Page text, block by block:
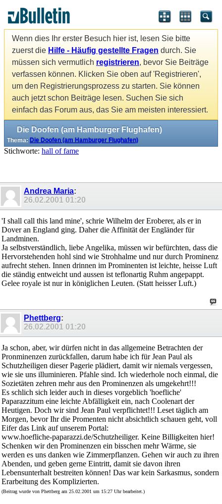
Wenn dies Ihr erster Besuch hier ist, lesen Sie bitte
zuerst die Hilfe - Häufig gestellte Fragen durch. Sie
müssen sich vermutlich registrieren, bevor Sie Beiträge
verfassen können. Klicken Sie oben auf 'Registrieren',
um den Registrierungsprozess zu starten. Sie können
auch jetzt schon Beiträge lesen. Suchen Sie sich
einfach das Forum aus, das Sie am meisten interessiert.
Die Doofen (am Hamburger Flughafen)
Thema: Die Doofen (am Hamburger Flughafen)
Stichworte: hall of fame
Andrea Maria:
26.02.2001 01:20
'I shall call this land mine', schrie Wilhelm der Eroberer, als er in
Dover an England ging. Daher die Affinität der Engländer für
Landminen.
Ja selbstverständlich, liebe Angelika, müssen wir befürchten, dass die
Hervorstehenden hohl sind wie Strohhalme und nur durch Prominenz
aufrecht stehen. Innen drinnen im Prominenten ist leichte, heisse Luft
die ständig entweicht und aussen ist teflonartig Ruhm angepappt.
Gelee royale ist nur in königlichen Leuten. (Statt heisser Luft.)
Phettberg:
26.02.2001 01:20
Ja schon, aber, wir dürfen nicht in das allgemeine Betrachten der
Pronminenzen zurückfallen, darum habe ich für Jean Paul als
Schutzheiligen dieser Pagerie plädiert, damit wir niemals vergessen,
wie sie uns illuminieren. Pfahle sind. Ich wiederhole noch einmal, die
Sozietäten zehren mehr aus den Prominenzen als umgekehrt!!!
Es schlich sich leider auch in dieses vorgeblich 'hoefliche'
Paparazzitum eine leichte Abfälligkeit ein, nach Coolenart der
Heutigen. Doch wir sind Jean Paul verpflichtet!!! Leset täglich am
Morgen, bevor Ihr die Promenten nicht absichtlich schauen geht, voll
Eifer das Link auf unserem Portal:
www.hoefliche-paparazzi.de/Schutzheiliger. Keine Billigkeiten hier!
Schenken wir den Prominenzen ein bisschen mehr Wärme, sie
werden es uns danken wie Zimmerpflanzen. Gehen wir auch zu ihren
Abenden, und geben gerne Eintritt, damit sie davon ihren
Lebensunterhalt bestreiten können! Das war kein Sarkasmus, sondern
Erarbeitung des Komplizierten.
(Beitrag wurde von Phettberg am 25.02.2001 um 15:27 Uhr bearbeitet.)